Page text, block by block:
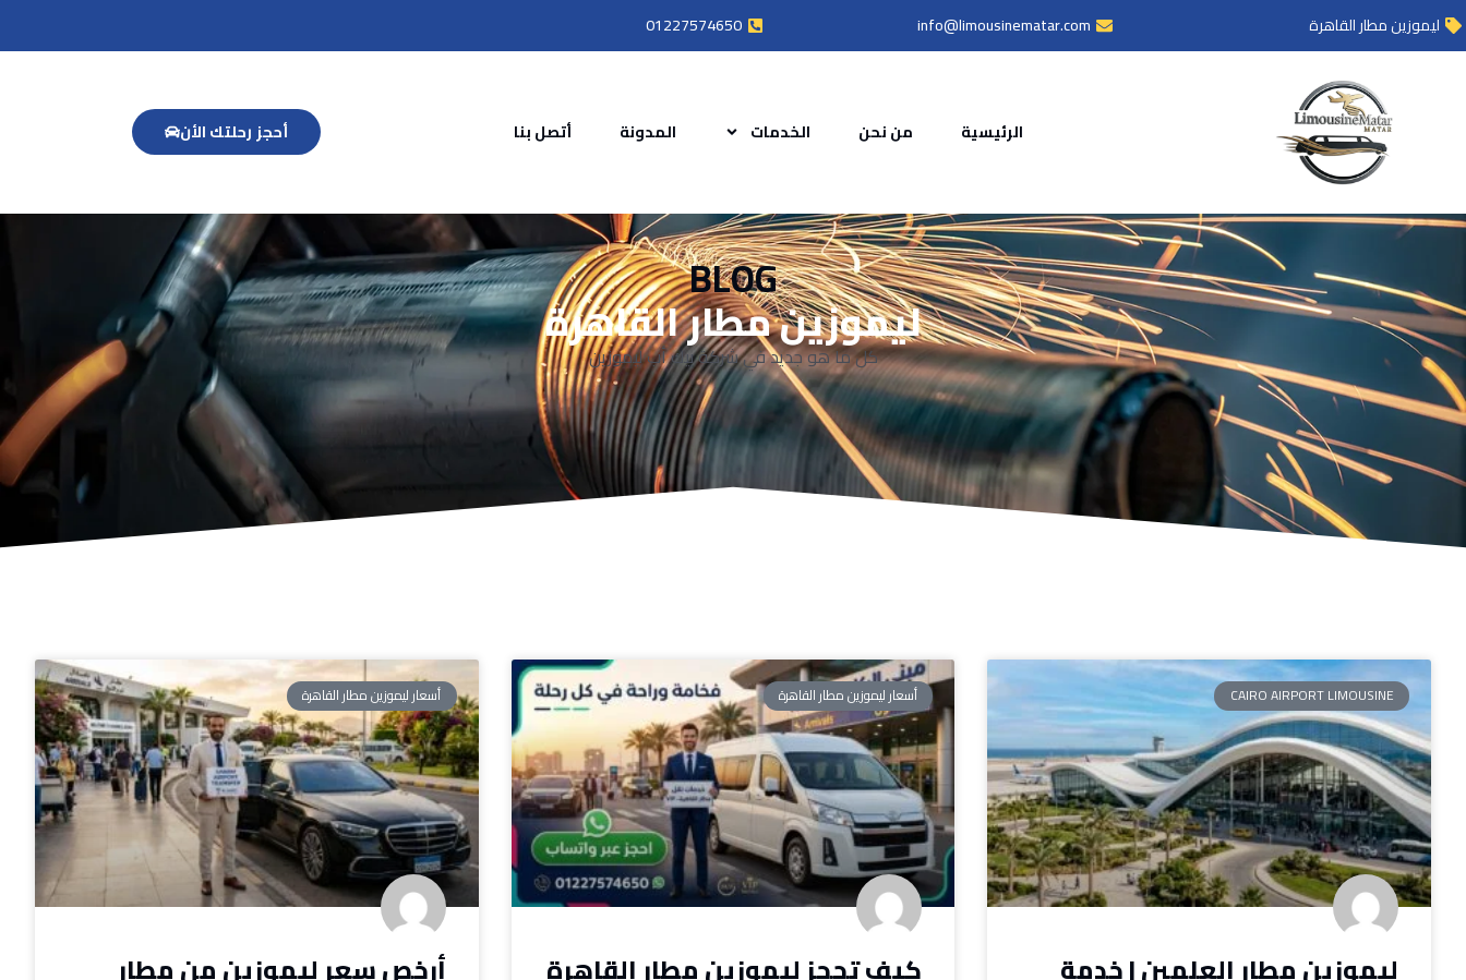
ليموزين مطار القاهرة info@limousinematar.com
01227574650
الرئيسية من نحن الخدمات المدونة أتصل بنا أحجز رحلتك الأن
BLOG
ليموزين مطار القاهرة
كل ما هو جديد في شركة بيك أب ليموزين
CAIRO AIRPORT LIMOUSINE
ليموزين مطار العلمين | خدمة
أسعار ليموزين مطار القاهرة
كيف تحجز ليموزين مطار القاهرة
أسعار ليموزين مطار القاهرة
أرخص سعر ليموزين من مطار